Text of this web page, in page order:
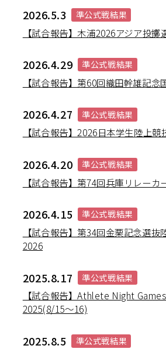
2026.5.3 準公式戦結果
【試合報告】木浦2026アジア投擲
2026.4.29 準公式戦結果
【試合報告】第60回織田幹雄記念
2026.4.27 準公式戦結果
【試合報告】2026日本学生陸上
2026.4.20 準公式戦結果
【試合報告】第74回兵庫リレーカ
2026.4.15 準公式戦結果
【試合報告】第34回金栗記念選抜
2026
2025.8.17 準公式戦結果
【試合報告】Athlete Night
2025(8/15～16)
2025.8.5 準公式戦結果